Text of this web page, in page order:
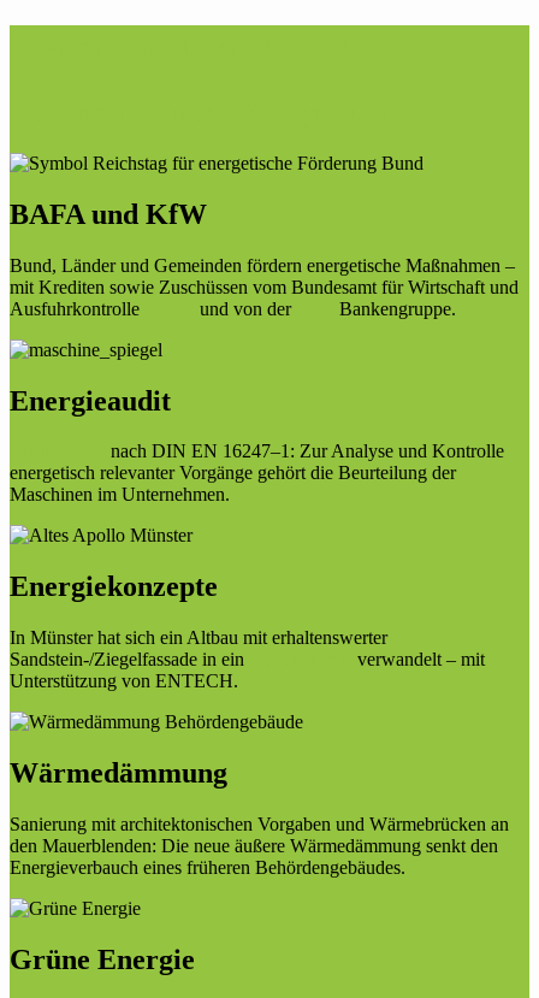
BAFA und KfW
Bund, Länder und Gemeinden fördern energetische Maßnahmen –
mit Krediten sowie Zuschüssen vom Bundesamt für Wirtschaft und
Ausfuhrkontrolle
und von der Bankengruppe.
Energieaudit
nach DIN EN 16247–1: Zur Analyse und Kontrolle
energetisch relevanter Vorgänge gehört die Beurteilung der
Maschinen im Unternehmen.
Energiekonzepte
In Münster hat sich ein Altbau mit erhaltenswerter
Sandstein-/Ziegelfassade in ein
verwandelt – mit
Unterstützung von ENTECH.
Wärmedämmung
Sanierung mit architektonischen Vorgaben und Wärmebrücken an
den Mauerblenden: Die neue äußere Wärmedämmung senkt den
Energieverbauch eines früheren Behördengebäudes.
Grüne Energie